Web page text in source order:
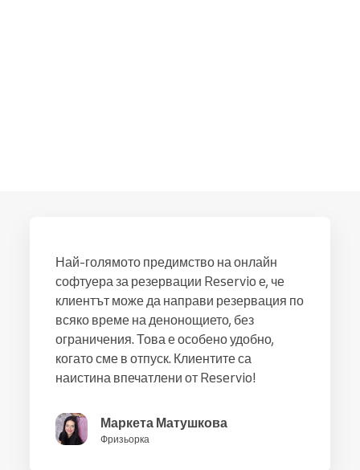
Най-голямото предимство на онлайн
софтуера за резервации Reservio е, че
клиентът може да направи резервация по
всяко време на денонощието, без
ограничения. Това е особено удобно,
когато сме в отпуск. Клиентите са
наистина впечатлени от Reservio!
Маркета Матушкова
Фризьорка